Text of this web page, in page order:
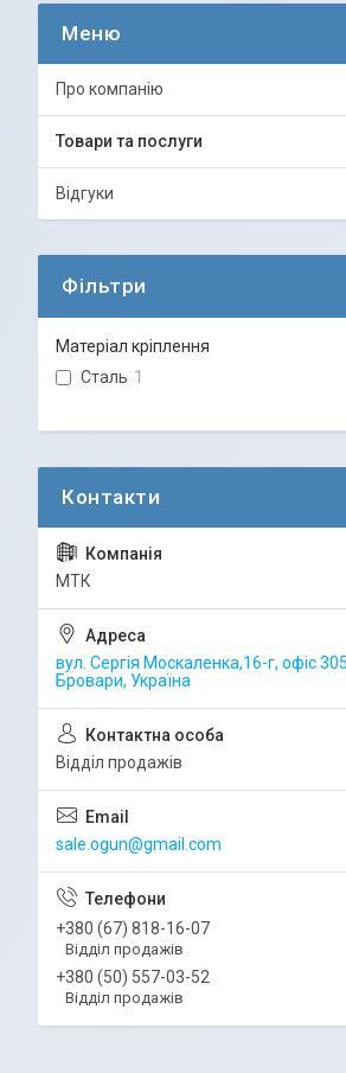
Про компанію
Товари та послуги
Відгуки
Фільтри
Матеріал кріплення
Сталь 1
МТК
вул. Сергія Москаленка,16-г, офіс
Бровари, Україна
Відділ продажів
sale.ogun@gmail.com
+380 (67) 818-16-07
Відділ продажів
+380 (50) 557-03-52
Відділ продажів